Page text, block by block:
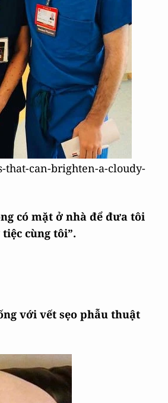
can-brighten-a-cloudy-
có mặt ở nhà để đưa tôi
cùng tôi”.
với vết sẹo phẫu thuật